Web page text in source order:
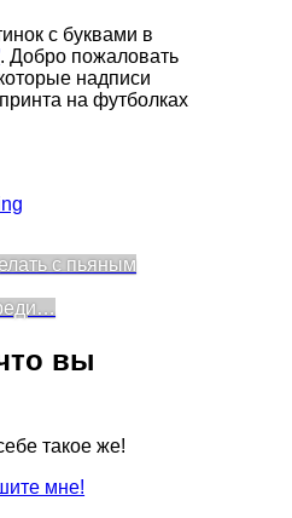
с буквами в
. Добро пожаловать
надписи
на футболках
с пьяным
вы
такое же!
мне!